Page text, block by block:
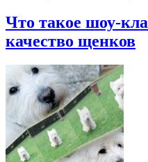
Что такое шоу-
качество щенков